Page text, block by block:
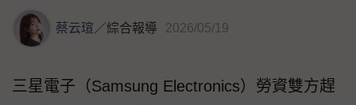
蔡云瑄／綜合報導 2026/05/19
三星電子（Samsung Electronics）勞資雙方趕